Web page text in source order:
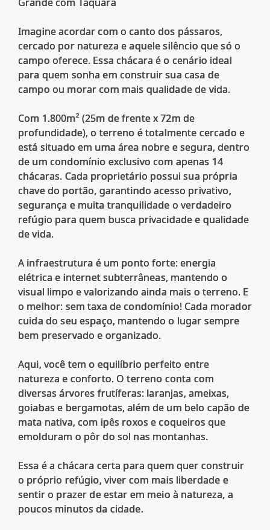
Imagine acordar com o canto dos pássaros,
cercado por natureza e aquele silêncio que só o
campo oferece. Essa chácara é o cenário ideal
para quem sonha em construir sua casa de
campo ou morar com mais qualidade de vida.
Com 1.800m² (25m de frente x 72m de
profundidade), o terreno é totalmente cercado e
está situado em uma área nobre e segura, dentro
de um condomínio exclusivo com apenas 14
chácaras. Cada proprietário possui sua própria
chave do portão, garantindo acesso privativo,
segurança e muita tranquilidade o verdadeiro
refúgio para quem busca privacidade e qualidade
de vida.
A infraestrutura é um ponto forte: energia
elétrica e internet subterrâneas, mantendo o
visual limpo e valorizando ainda mais o terreno. E
o melhor: sem taxa de condomínio! Cada morador
cuida do seu espaço, mantendo o lugar sempre
bem preservado e organizado.
Aqui, você tem o equilíbrio perfeito entre
natureza e conforto. O terreno conta com
diversas árvores frutíferas: laranjas, ameixas,
goiabas e bergamotas, além de um belo capão de
mata nativa, com ipês roxos e coqueiros que
emolduram o pôr do sol nas montanhas.
Essa é a chácara certa para quem quer construir
o próprio refúgio, viver com mais liberdade e
sentir o prazer de estar em meio à natureza, a
poucos minutos da cidade.